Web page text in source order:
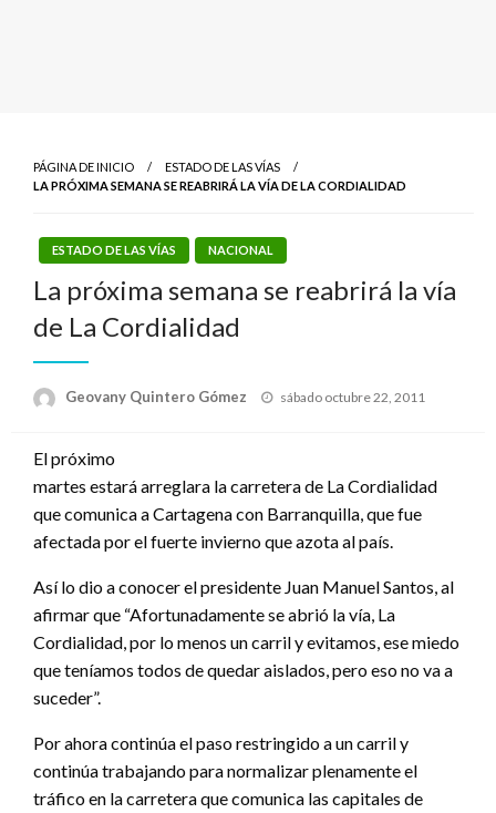
PÁGINA DE INICIO
ESTADO DE LAS VÍAS
LA PRÓXIMA SEMANA SE REABRIRÁ LA VÍA DE LA CORDIALIDAD
ESTADO DE LAS VÍAS NACIONAL
La próxima semana se reabrirá la vía
de La Cordialidad
Geovany Quintero Gómez
Publicado
sábado octubre 22, 2011
El próximo
martes estará arreglara la carretera de La Cordialidad
que comunica a Cartagena con Barranquilla, que fue
afectada por el fuerte invierno que azota al país.
Así lo dio a conocer el presidente Juan Manuel Santos, al
afirmar que “Afortunadamente se abrió la vía, La
Cordialidad, por lo menos un carril y evitamos, ese miedo
que teníamos todos de quedar aislados, pero eso no va a
suceder”.
Por ahora continúa el paso restringido a un carril y
continúa trabajando para normalizar plenamente el
tráfico en la carretera que comunica las capitales de